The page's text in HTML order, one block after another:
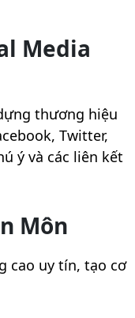
Media
thương hiệu
Twitter,
ý và các liên kết
Môn
cao uy tín, tạo cơ